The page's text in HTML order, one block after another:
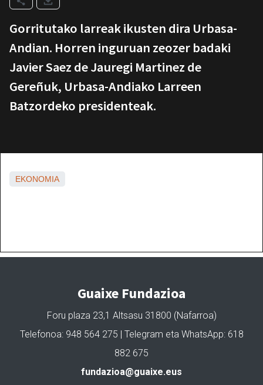
Gorritutako larreak ikusten dira Urbasa-
Andian. Horren inguruan zeozer badaki
Javier Saez de Jauregi Martinez de
Gereñuk, Urbasa-Andiako Larreen
Batzordeko presidenteak.
EKONOMIA
Guaixe Fundazioa
Foru plaza 23,1 Altsasu 31800 (Nafarroa)
Telefonoa: 948 564 275 | Telegram eta WhatsApp: 618
882 675
fundazioa@guaixe.eus